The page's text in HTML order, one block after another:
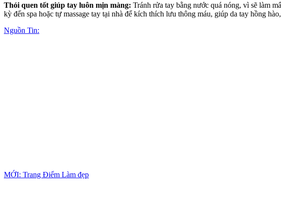
Thói quen tốt giúp tay luôn mịn màng: Tránh rửa tay bằng nước quá nóng, vì sẽ làm
kỳ đến spa hoặc tự massage tay tại nhà để kíc‌h thí‌ch lưu thông máu, giúp da tay hồng
Nguồn Tin:
MỚI: Trang Điểm Làm đẹp